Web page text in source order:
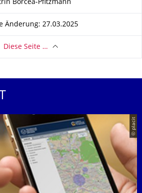
Borcea-Pfitzmann
Änderung: 27.03.2025
Diese Seite …
© placit